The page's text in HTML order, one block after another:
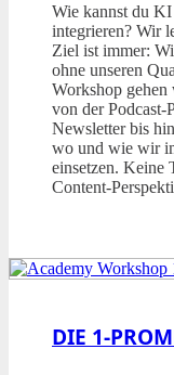
Wie kannst du
integrieren? Wir
Ziel ist immer:
ohne unseren
Workshop gehen
von der
Newsletter bis
wo und wie wir
einsetzen. Keine
Content-
DIE 1-